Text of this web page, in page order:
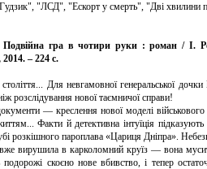
"ЛСД", "Ескорт у смерть", "Дві хвилини
Подвійна гра в чотири руки : роман / І.
2014. – 224 с.
Для невгамовної генеральської
розслідування нової таємничої справи!
— креслення нової моделі військового
Факти й детективна інтуїція
розкішного пароплава «Цариця Дніпра».
вирушила в карколомний круїз — вона
скоєно нове вбивство, і тепер